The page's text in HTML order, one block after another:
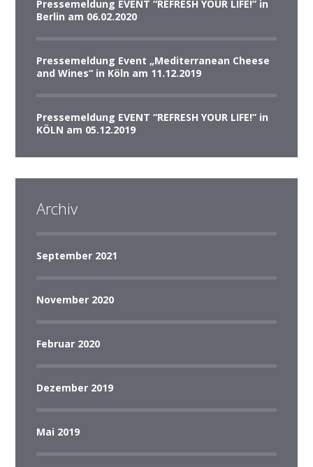
Pressemeldung EVENT “REFRESH YOUR LIFE!” in
Berlin am 06.02.2020
Pressemeldung Event „Mediterranean Cheese
and Wines“ in Köln am 11.12.2019
Pressemeldung EVENT “REFRESH YOUR LIFE!” in
KÖLN am 05.12.2019
Archiv
September 2021
November 2020
Februar 2020
Dezember 2019
Mai 2019